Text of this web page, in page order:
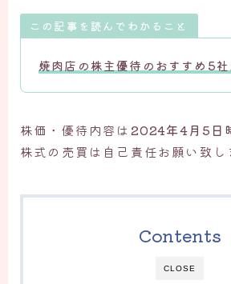
この記事を読んでわかること
焼肉店の株主優待のおすすめ5社
株価・優待内容は2024年4月5日
株式の売買は自己責任お願い致し
CLOSE
Contents